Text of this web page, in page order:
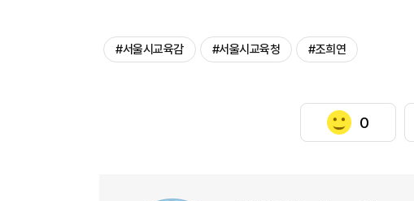
#서울시교육감 #서울시교육청 #조희연
0